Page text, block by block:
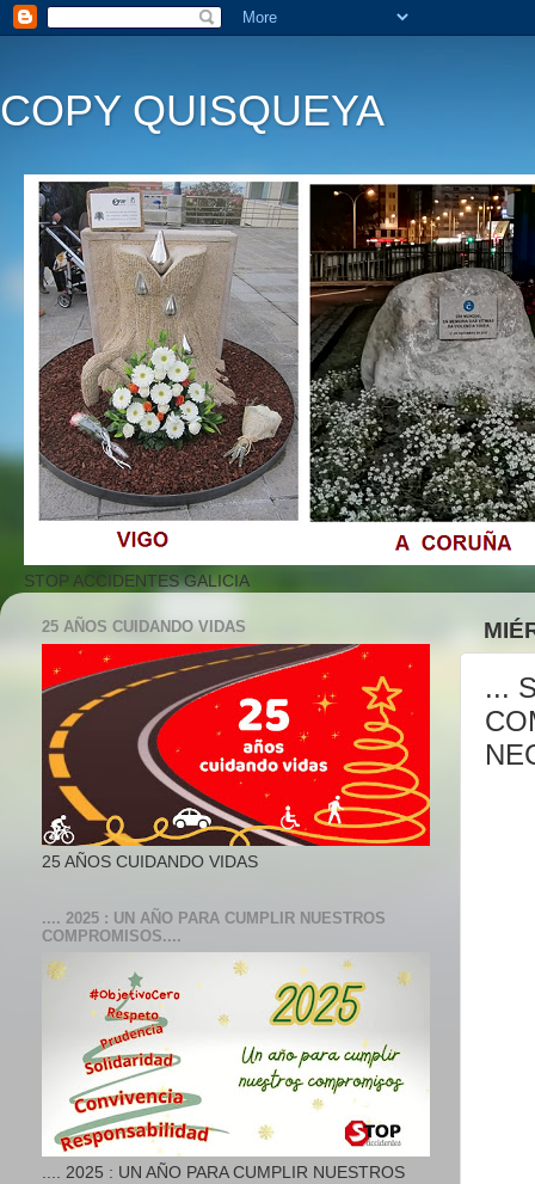
COPY QUISQUEYA
STOP ACCIDENTES GALICIA
...
25 AÑOS CUIDANDO VIDAS
25 AÑOS CUIDANDO VIDAS
.... 2025 : UN AÑO PARA CUMPLIR NUESTROS
COMPROMISOS....
.... 2025 : UN AÑO PARA CUMPLIR NUESTROS